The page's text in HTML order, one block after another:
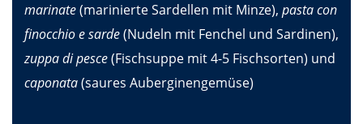
marinate(marinierte Sardellen mit Minze), pasta con
finocchio e sarde(Nudeln mit Fenchel und Sardinen),
zuppa di pesce(Fischsuppe mit 4-5 Fischsorten) und
caponata(saures Auberginengemüse)